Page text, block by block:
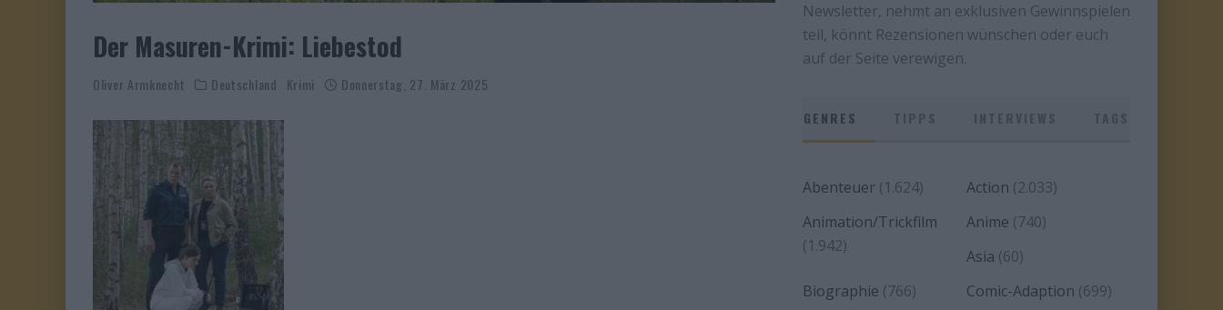
Der Masuren-Krimi: Liebestod
Oliver Armknecht Deutschland Krimi Donnerstag, 27. März 2025
Newsletter, nehmt an exklusiven Gewinnspielen
teil, könnt Rezensionen wünschen oder euch
auf der Seite verewigen.
GENRES
Abenteuer (1.624) Action (2.033)
Animation/Trickfilm
(1.942)
Anime (740)
Asia (60)
Biographie (766) Comic-Adaption (699)